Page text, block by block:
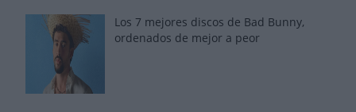
Los 7 mejores discos de Bad Bunny,
ordenados de mejor a peor